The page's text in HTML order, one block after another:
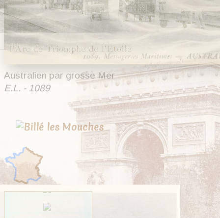
Australien par grosse Mer
E.L. - 1089